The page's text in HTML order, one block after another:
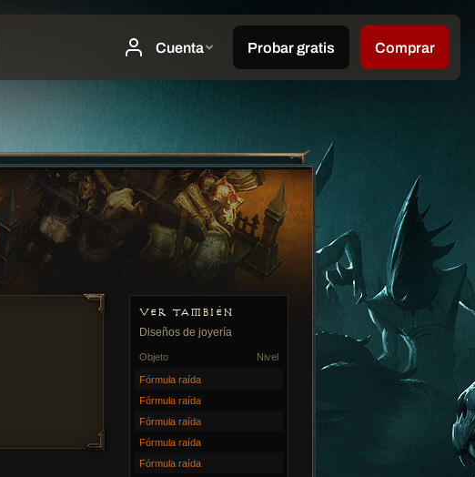
VER TAMBIÉN
Diseños de joyería
Nivel
Objeto
Fórmula raída
Fórmula raída
Fórmula raída
Fórmula raída
Fórmula raída